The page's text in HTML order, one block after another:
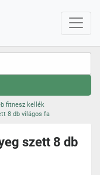
fitnesz kellék
8 db világos fa
szett 8 db